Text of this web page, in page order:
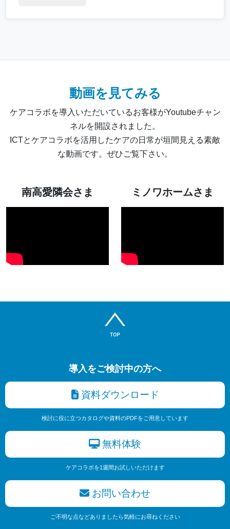
動画を見てみる
ケアコラボを導入いただいているお客様がYoutubeチャン
ネルを開設されました。
ICTとケアコラボを活用したケアの日常が垣間見える素敵
な動画です。ぜひご覧下さい。
南高愛隣会さま ミノワホームさま
導入をご検討中の方へ
資料ダウンロード
検討に役に立つカタログや資料のPDFをご用意しています
無料体験
ケアコラボを1週間お試しいただけます
お問い合わせ
ご不明な点などありましたら気軽にお尋ねください